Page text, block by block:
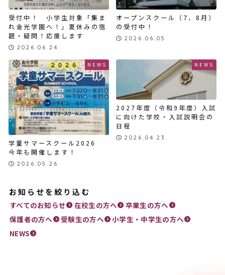
受付中！ 小学生対象「集ま
れ金光学園へ！」夏休みの宿
題・疑問！応援します
2026.06.24
オープンスクール（7、8月）
の受付中！
2026.06.05
NEWS
学童サマースクール2026
今年も開催します！
2026.05.26
NEWS
2027年度（令和9年度）入試
に向けた学校・入試説明会の
日程
2026.04.23
お知らせを絞り込む
すべてのお知らせ 在校生の方へ
卒業生の方へ
保護者の方へ
受験生の方へ
小学生・中学生の方へ
NEWS